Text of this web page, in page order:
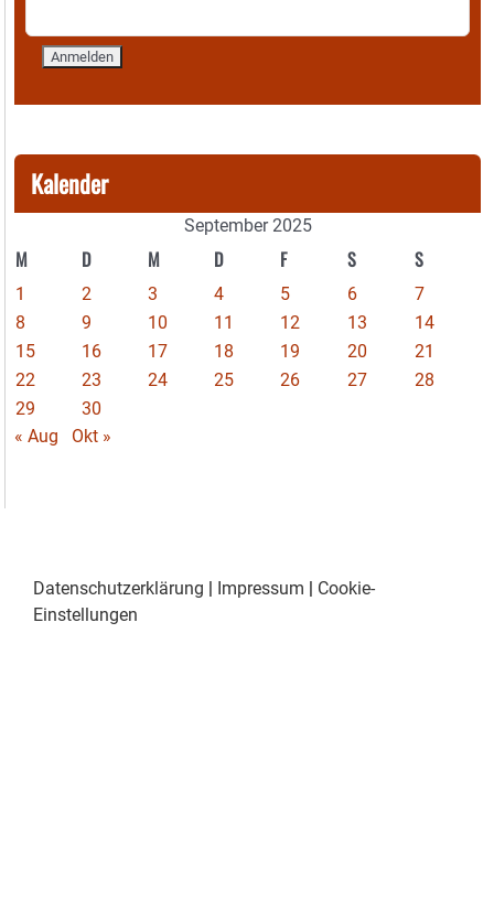
Kalender
September 2025
M D M D F S S
1 2 3 4 5 6
7
8
9 10 11 12 13
14
15
16 17 18 19 20
21
22
23 24 25 26 27
28
29
30
« Aug
Okt »
Datenschutzerklärung | Impressum | Cookie-
Einstellungen